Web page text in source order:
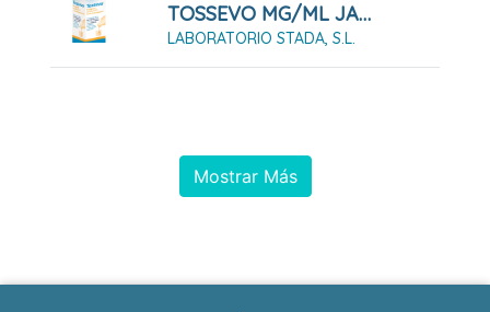
TOSSEVO MG/ML JARABE EFG 200 ML
LABORATORIO STADA, S.L.
Mostrar Más